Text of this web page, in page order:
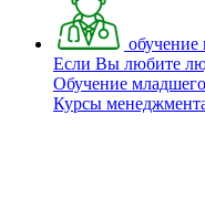
обучение
Если Вы любите
Обучение
Курсы